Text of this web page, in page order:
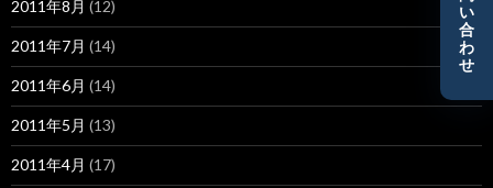
2011年8月 (12)
2011年7月 (14)
2011年6月 (14)
2011年5月 (13)
2011年4月 (17)
い
合
わ
せ